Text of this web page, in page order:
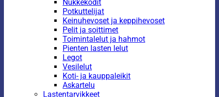
Nukkekodit
Potkuttelijat
Keinuhevoset ja keppihevoset
Pelit ja soittimet
Toimintalelut ja hahmot
Pienten lasten lelut
Legot
Vesilelut
Koti- ja kauppaleikit
Askartelu
Lastentarvikkeet